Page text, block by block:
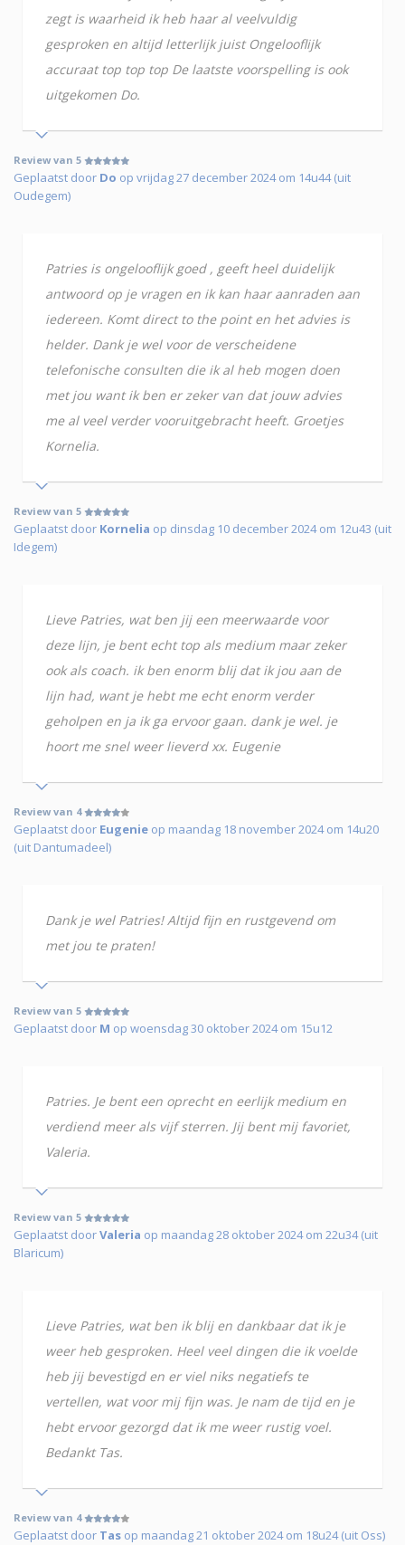
zegt is waarheid ik heb haar al veelvuldig
gesproken en altijd letterlijk juist Ongelooflijk
accuraat top top top De laatste voorspelling is ook
uitgekomen Do.
Review van 5
Geplaatst door Do op vrijdag 27 december 2024 om 14u44 (uit
Oudegem)
Patries is ongelooflijk goed , geeft heel duidelijk
antwoord op je vragen en ik kan haar aanraden aan
iedereen. Komt direct to the point en het advies is
helder. Dank je wel voor de verscheidene
telefonische consulten die ik al heb mogen doen
met jou want ik ben er zeker van dat jouw advies
me al veel verder vooruitgebracht heeft. Groetjes
Kornelia.
Review van 5
Geplaatst door Kornelia op dinsdag 10 december 2024 om 12u43 (uit
Idegem)
Lieve Patries, wat ben jij een meerwaarde voor
deze lijn, je bent echt top als medium maar zeker
ook als coach. ik ben enorm blij dat ik jou aan de
lijn had, want je hebt me echt enorm verder
geholpen en ja ik ga ervoor gaan. dank je wel. je
hoort me snel weer lieverd xx. Eugenie
Review van 4
Geplaatst door Eugenie op maandag 18 november 2024 om 14u20
(uit Dantumadeel)
Dank je wel Patries! Altijd fijn en rustgevend om
met jou te praten!
Review van 5
Geplaatst door M op woensdag 30 oktober 2024 om 15u12
Patries. Je bent een oprecht en eerlijk medium en
verdiend meer als vijf sterren. Jij bent mij favoriet,
Valeria.
Review van 5
Geplaatst doorValeria op maandag 28 oktober 2024 om 22u34 (uit
Blaricum)
Lieve Patries, wat ben ik blij en dankbaar dat ik je
weer heb gesproken. Heel veel dingen die ik voelde
heb jij bevestigd en er viel niks negatiefs te
vertellen, wat voor mij fijn was. Je nam de tijd en je
hebt ervoor gezorgd dat ik me weer rustig voel.
Bedankt Tas.
Review van 4
Geplaatst door Tas op maandag 21 oktober 2024 om 18u24 (uit Oss)